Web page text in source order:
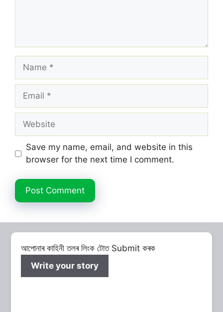
Name
Email
Website
Save my name, email, and website in this
browser for the next time I comment.
আপোনাৰ কাহিনী তলৰ লিংক টোত Submit কৰক
Write your story